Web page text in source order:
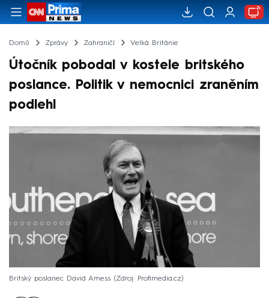
Domů Zprávy Zahraničí Velká Británie
Útočník pobodal v kostele britského
poslance. Politik v nemocnici zraněním
podlehl
Britský poslanec David Amess Zdroj: Profimedia.cz